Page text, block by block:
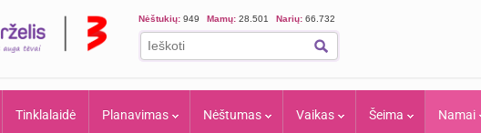
Nėštukių: 949 Mamų: 28.501 Narių: 66.732
Tinklalaidė Planavimas Nėštumas Vaikas Šeima Namai